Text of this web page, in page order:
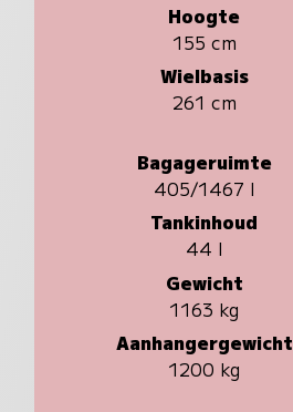
Hoogte
155 cm
Wielbasis
261 cm
Bagageruimte
405/1467 l
Tankinhoud
44 l
Gewicht
1163 kg
Aanhangergewicht
1200 kg